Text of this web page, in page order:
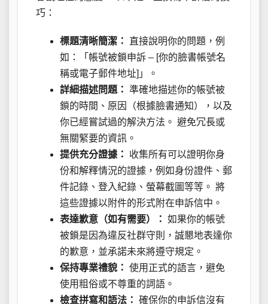
巧：
標題清晰簡潔：
直接說明你的問題，例
如：「帳號被鎖申訴 – [你的臉書帳號名
稱或電子郵件地址]」。
詳細描述問題： 準確地描述你的帳號被
鎖的時間、原因（根據臉書通知），以及
你已經嘗試過的解決方法。 避免冗長或
無關緊要的資訊。
提供充分證據：
收集所有可以證明你身
份和解釋情況的證據，例如身份證件、郵
件記錄、登入紀錄、螢幕截圖等等。 將
這些證據以附件的形式附在申訴信中。
表達歉意（如有需要）： 如果你的帳號
被鎖是因為違反社群守則，誠懇地表達你
的歉意，並承諾未來將遵守規定。
保持專業禮貌： 使用正式的語言，避免
使用粗俗或不尊重的詞語。
檢查拼寫和語法： 確保你的申訴信沒有